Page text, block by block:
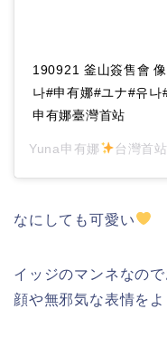
190921 釜山簽售會
나#申有娜#ユナ#유
申有娜臺灣首站
Yuna申有娜 台灣首站（外
なにしても可愛い
イッジのマンネなの
顔や無邪気な表情を